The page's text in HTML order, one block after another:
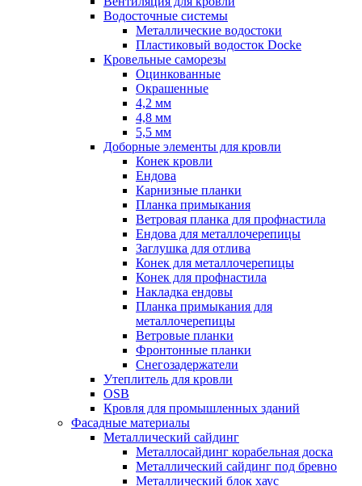
Водосточные системы
Металлические водостоки
Пластиковый водосток Docke
Кровельные саморезы
Оцинкованные
Окрашенные
4,2 мм
4,8 мм
5,5 мм
Доборные элементы для кровли
Конек кровли
Ендова
Карнизные планки
Планка примыкания
Ветровая планка для профнастила
Ендова для металлочерепицы
Заглушка для отлива
Конек для металлочерепицы
Конек для профнастила
Накладка ендовы
Планка примыкания для
металлочерепицы
Ветровые планки
Фронтонные планки
Снегозадержатели
Утеплитель для кровли
OSB
Кровля для промышленных зданий
Фасадные материалы
Металлический сайдинг
Металлосайдинг корабельная доска
Металлический сайдинг под бревно
Металлический блок хаус